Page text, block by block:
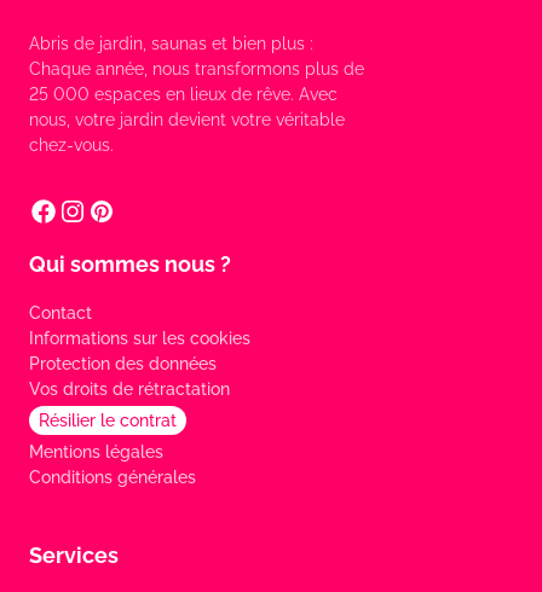
Abris de jardin, saunas et bien plus :
Chaque année, nous transformons plus de
25 000 espaces en lieux de rêve. Avec
nous, votre jardin devient votre véritable
chez-vous.
Qui sommes nous ?
Contact
Informations sur les cookies
Protection des données
Vos droits de rétractation
Résilier le contrat
Mentions légales
Conditions générales
Services